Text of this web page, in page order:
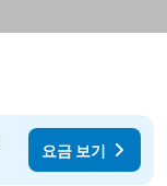
요금 보기